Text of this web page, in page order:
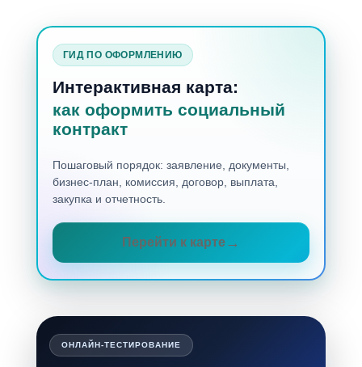
ГИД ПО ОФОРМЛЕНИЮ
Интерактивная карта:
как оформить социальный
контракт
Пошаговый порядок: заявление, документы,
бизнес-план, комиссия, договор, выплата,
закупка и отчетность.
Перейти к карте
ОНЛАЙН-ТЕСТИРОВАНИЕ